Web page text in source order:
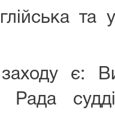
та
заходу є:
Рада